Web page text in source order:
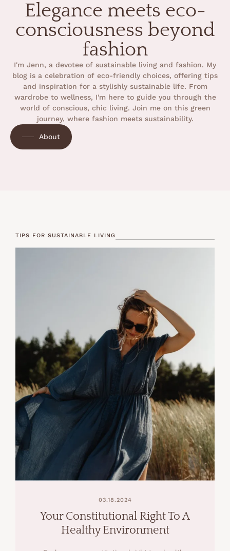
Elegance meets eco-
consciousness beyond
fashion
I'm Jenn, a devotee of sustainable living and fashion. My
blog is a celebration of eco-friendly choices, offering tips
and inspiration for a stylishly sustainable life. From
wardrobe to wellness, I'm here to guide you through the
world of conscious, chic living. Join me on this green
journey, where fashion meets sustainability.
About
TIPS FOR SUSTAINABLE LIVING
03.18.2024
Your Constitutional Right To A
Healthy Environment